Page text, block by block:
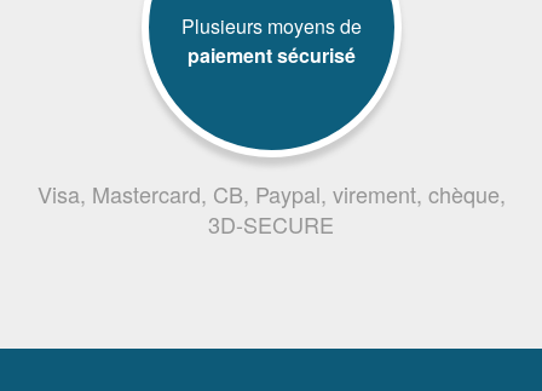
Plusieurs moyens de
paiement sécurisé
Visa, Mastercard, CB, Paypal, virement, chèque,
3D-SECURE